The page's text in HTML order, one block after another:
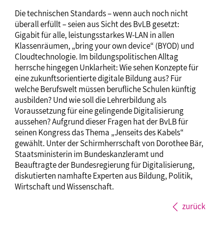
Die technischen Standards – wenn auch noch nicht
überall erfüllt – seien aus Sicht des BvLB gesetzt:
Gigabit für alle, leistungsstarkes W-LAN in allen
Klassenräumen, „bring your own device“ (BYOD) und
Cloudtechnologie. Im bildungspolitischen Alltag
herrsche hingegen Unklarheit: Wie sehen Konzepte für
eine zukunftsorientierte digitale Bildung aus? Für
welche Berufswelt müssen berufliche Schulen künftig
ausbilden? Und wie soll die Lehrerbildung als
Voraussetzung für eine gelingende Digitalisierung
aussehen? Aufgrund dieser Fragen hat der BvLB für
seinen Kongress das Thema „Jenseits des Kabels“
gewählt. Unter der Schirmherrschaft von Dorothee Bär,
Staatsministerin im Bundeskanzleramt und
Beauftragte der Bundesregierung für Digitalisierung,
diskutierten namhafte Experten aus Bildung, Politik,
Wirtschaft und Wissenschaft.
zurück